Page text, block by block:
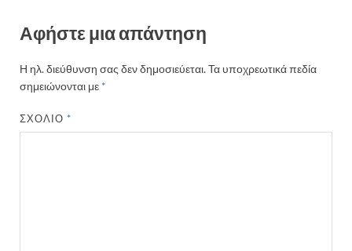
Αφήστε μια απάντηση
Η ηλ. διεύθυνση σας δεν δημοσιεύεται.Τα υποχρεωτικά πεδία
σημειώνονται με *
ΣΧΌΛΙΟ*